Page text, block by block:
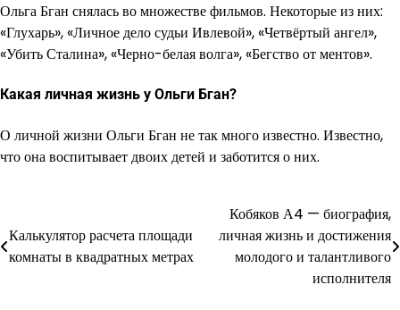
Ольга Бган снялась во множестве фильмов. Некоторые из них:
«Глухарь», «Личное дело судьи Ивлевой», «Четвёртый ангел»,
«Убить Сталина», «Черно-белая волга», «Бегство от ментов».
Какая личная жизнь у Ольги Бган?
О личной жизни Ольги Бган не так много известно. Известно,
что она воспитывает двоих детей и заботится о них.
по
Калькулятор расчета площади
комнаты в квадратных метрах
Кобяков А4 — биография,
личная жизнь и достижения
молодого и талантливого
исполнителя